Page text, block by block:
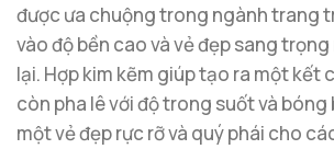
được ưa chuộng trong ngành trang
vào độ bền cao và vẻ đẹp sang
lại. Hợp kim kẽm giúp tạo ra một kết
còn pha lê với độ trong suốt và bóng
một vẻ đẹp rực rỡ và quý phái cho